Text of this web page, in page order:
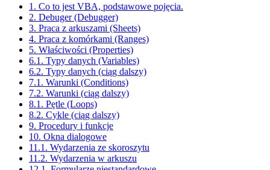
1. Co to jest VBA, podstawowe pojęcia.
2. Debuger (Debugger)
3. Praca z arkuszami (Sheets)
4. Praca z komórkami (Ranges)
5. Właściwości (Properties)
6.1. Typy danych (Variables)
6.2. Typy danych (ciąg dalszy)
7.1. Warunki (Conditions)
7.2. Warunki (ciąg dalszy)
8.1. Pętle (Loops)
8.2. Cykle (ciąg dalszy)
9. Procedury i funkcje
10. Okna dialogowe
11.1. Wydarzenia ze skoroszytu
11.2. Wydarzenia w arkuszu